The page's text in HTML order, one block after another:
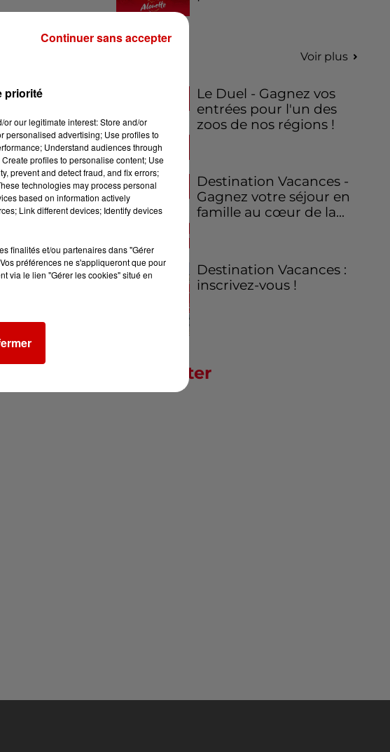
Voir plus
Le Duel - Gagnez vos
entrées pour l'un des
zoos de nos régions !
Destination Vacances -
Gagnez votre séjour en
famille au cœur de la...
Destination Vacances :
inscrivez-vous !
Newsletter
priorité
our legitimate interest: Store and/or
personalised advertising; Use profiles to
Understand audiences through
profiles to personalise content; Use
prevent and detect fraud, and fix errors;
technologies may process personal
based on information actively
Link different devices; Identify devices
finalités et/ou partenaires dans "Gérer
préférences ne s'appliqueront que pour
via le lien "Gérer les cookies" situé en
Continuer sans accepter